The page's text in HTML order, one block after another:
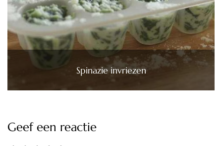
Spinazie invriezen
Geef een reactie